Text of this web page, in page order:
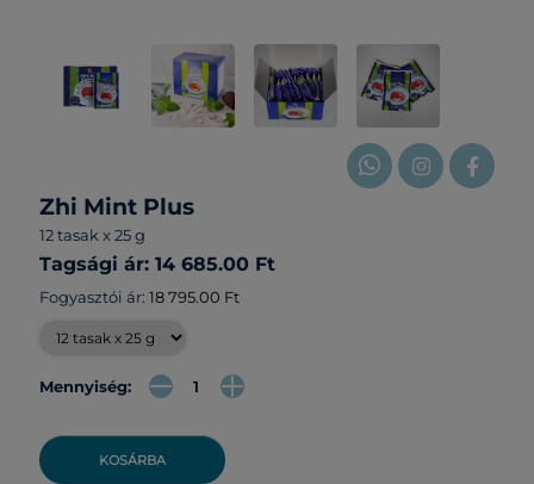
Zhi Mint Plus
12 tasak x 25 g
Tagsági ár: 14 685.00 Ft
Fogyasztói ár: 18 795.00 Ft
Mennyiség:
KOSÁRBA